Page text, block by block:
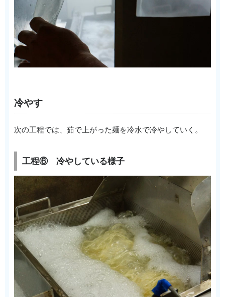
冷やす
次の工程では、茹で上がった麺を冷水で冷やしていく。
工程⑥ 冷やしている様子